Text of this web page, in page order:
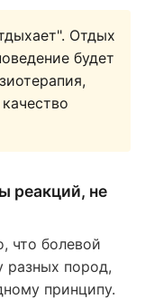
Отдых
будет
реакций, не
что болевой
разных пород,
принципу.